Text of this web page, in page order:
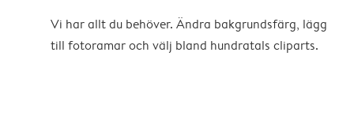
Vi har allt du behöver. Ändra bakgrundsfärg, lägg
till fotoramar och välj bland hundratals cliparts.